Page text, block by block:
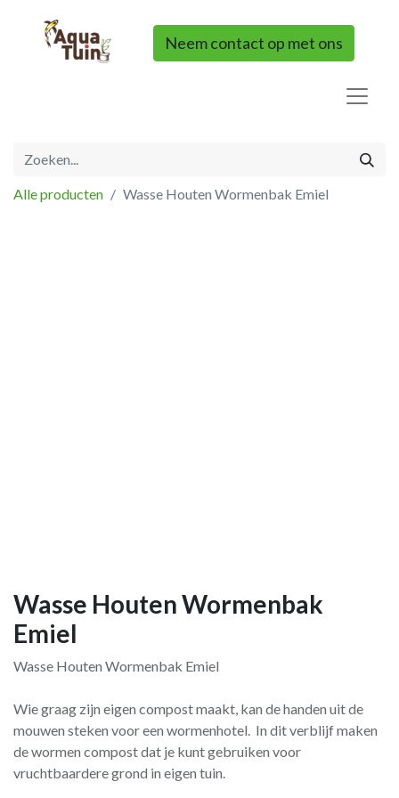
Neem contact op met ons
Alle producten Wasse Houten Wormenbak Emiel
Wasse Houten Wormenbak
Emiel
Wasse Houten Wormenbak Emiel
Wie graag zijn eigen compost maakt, kan de handen uit de
mouwen steken voor een wormenhotel. In dit verblijf maken
de wormen compost dat je kunt gebruiken voor
vruchtbaardere grond in eigen tuin.